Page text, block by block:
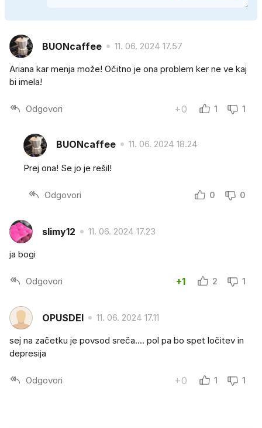
BUONcaffee 11. 06. 2024 17.57
Ariana kar menja može! Očitno je ona problem ker ne ve kaj
bi imela!
Odgovori +0 1 1
BUONcaffee 11. 06. 2024 18.24
Prej ona! Se jo je rešil!
Odgovori 0 0
slimy12 11. 06. 2024 17.23
ja bogi
Odgovori +1 2 1
OPUSDEI 11. 06. 2024 17.11
sej na začetku je povsod sreča.... pol pa bo spet ločitev in
depresija
Odgovori +0 1 1